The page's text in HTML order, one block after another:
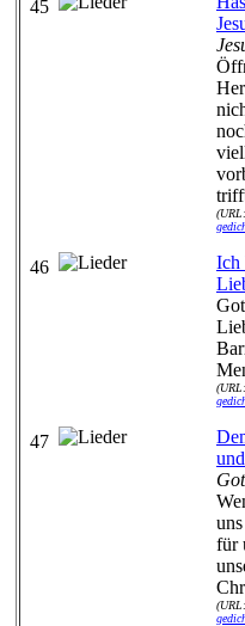
45
(URL:
46
Ich
(URL:
47
für
(URL: